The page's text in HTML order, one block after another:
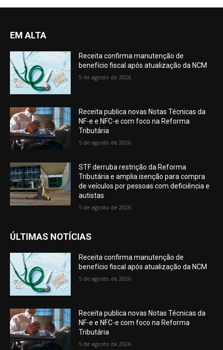
EM ALTA
Receita confirma manutenção de
benefício fiscal após atualização da NCM
5 de agosto de 2026
Receita publica novas Notas Técnicas da
NF-e e NFC-e com foco na Reforma
Tributária
5 de agosto de 2026
STF derruba restrição da Reforma
Tributária e amplia isenção para compra
de veículos por pessoas com deficiência e
autistas
5 de agosto de 2026
ÚLTIMAS NOTÍCIAS
Receita confirma manutenção de
benefício fiscal após atualização da NCM
5 de agosto de 2026
Receita publica novas Notas Técnicas da
NF-e e NFC-e com foco na Reforma
Tributária
5 de agosto de 2026